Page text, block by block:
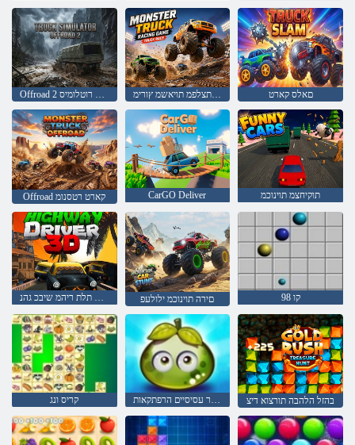
Offroad 2 תיאשמ רוטלומיס תויאשמ ץורמ קחשמ תצלפמ תויאשמ ץורימ םאלס קארט
Offroad קארט רטסנומ CarGO Deliver תוקיחצמ תוינוכמ
דמימ תלת ריהמ שיבכ גהנ םירה תוינוכמ ילולעפ קו 98
קריס ונג פירות יער עסיסיים הרפתקאות בהזל הלהבה תורצוא דיצ